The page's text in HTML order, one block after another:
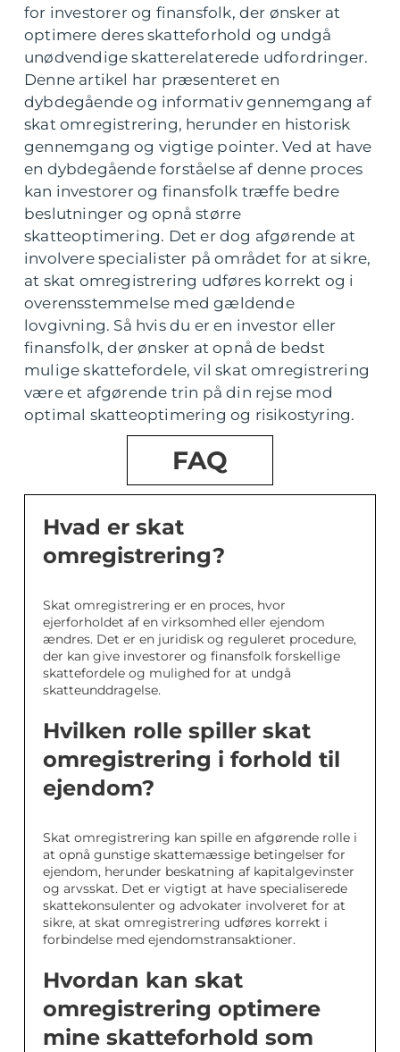
for investorer og finansfolk, der ønsker at
optimere deres skatteforhold og undgå
unødvendige skatterelaterede udfordringer.
Denne artikel har præsenteret en
dybdegående og informativ gennemgang af
skat omregistrering, herunder en historisk
gennemgang og vigtige pointer. Ved at have
en dybdegående forståelse af denne proces
kan investorer og finansfolk træffe bedre
beslutninger og opnå større
skatteoptimering. Det er dog afgørende at
involvere specialister på området for at sikre,
at skat omregistrering udføres korrekt og i
overensstemmelse med gældende
lovgivning. Så hvis du er en investor eller
finansfolk, der ønsker at opnå de bedst
mulige skattefordele, vil skat omregistrering
være et afgørende trin på din rejse mod
optimal skatteoptimering og risikostyring.
FAQ
Hvad er skat
omregistrering?
Skat omregistrering er en proces, hvor
ejerforholdet af en virksomhed eller ejendom
ændres. Det er en juridisk og reguleret procedure,
der kan give investorer og finansfolk forskellige
skattefordele og mulighed for at undgå
skatteunddragelse.
Hvilken rolle spiller skat
omregistrering i forhold til
ejendom?
Skat omregistrering kan spille en afgørende rolle i
at opnå gunstige skattemæssige betingelser for
ejendom, herunder beskatning af kapitalgevinster
og arvsskat. Det er vigtigt at have specialiserede
skattekonsulenter og advokater involveret for at
sikre, at skat omregistrering udføres korrekt i
forbindelse med ejendomstransaktioner.
Hvordan kan skat
omregistrering optimere
mine skatteforhold som